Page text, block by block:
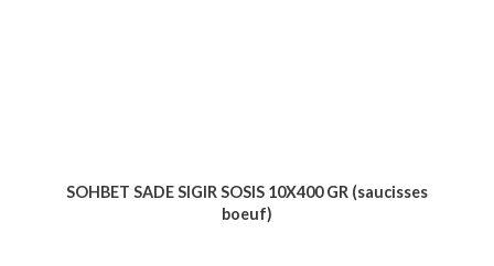
SOHBET SADE SIGIR SOSIS 10X400 GR (saucisses
boeuf)